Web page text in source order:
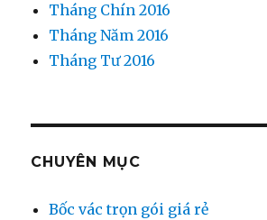
Tháng Chín 2016
Tháng Năm 2016
Tháng Tư 2016
CHUYÊN MỤC
Bốc vác trọn gói giá rẻ